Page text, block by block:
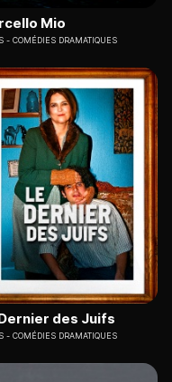
Mio
COMÉDIES DRAMATIQUES
des Juifs
COMÉDIES DRAMATIQUES